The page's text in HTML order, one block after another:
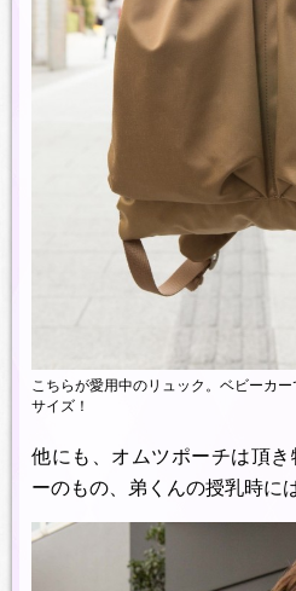
こちらが愛用中のリュック。ベビーカ
サイズ！
他にも、オムツポーチは頂
ーのもの、弟くんの授乳時に